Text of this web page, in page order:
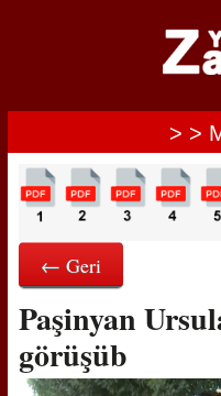
> >
← Geri
Paşinyan
görüşüb